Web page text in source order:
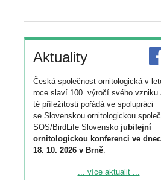
Aktuality
Česká společnost ornitologická v
roce slaví 100. výročí svého vzniku
té příležitosti pořádá ve spolupráci
se Slovenskou ornitologickou
SOS/BirdLife Slovensko jubilejní
ornitologickou konferenci ve
18. 10. 2026 v Brně.
Podrobnější informace ke konferenci
... více aktualit ...